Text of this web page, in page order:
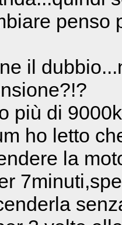
penso
il
più di
ho letto
la